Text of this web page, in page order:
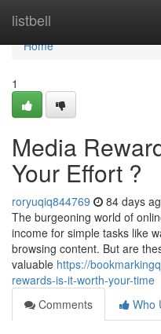
listbell
Home
Home
1
Media
Your Effort ?
roryuqiq844769 84 days
The burgeoning world of
income for simple tasks like
browsing content. But are
valuable https://
rewards-is-it-worth-your-time
Comments
Who